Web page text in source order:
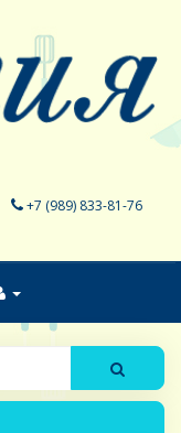
+7 (989) 833-81-76